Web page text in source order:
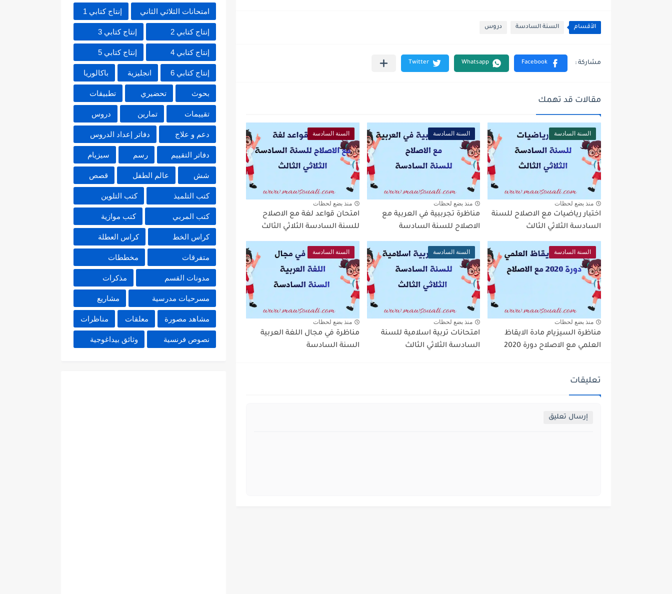
الأقسام السنة السادسة دروس
مقالات قد تهمك
السنة السادسة
منذ بضع لحظات
اختبار رياضيات مع الاصلاح للسنة
السادسة الثلاثي الثالث
السنة السادسة
منذ بضع لحظات
مناظرة تجرببية في العربية مع
الاصلاح للسنة السادسة
السنة السادسة
منذ بضع لحظات
امتحان قواعد لغة مع الاصلاح
للسنة السادسة الثلاثي الثالث
السنة السادسة
منذ بضع لحظات
مناظرة السيزيام مادة الايقاظ
العلمي مع الاصلاح دورة 2020
السنة السادسة
منذ بضع لحظات
امتحانات تربية اسلامية للسنة
السادسة الثلاثي الثالث
السنة السادسة
منذ بضع لحظات
مناظرة في مجال اللغة العربية
السنة السادسة
تعليقات
إرسال تعليق
امتحانات الثلاثي الثاني إنتاج كتابي 1
إنتاج كتابي 2 إنتاج كتابي 3
إنتاج كتابي 4 إنتاج كتابي 5
إنتاج كتابي 6 انجليزية باكالوريا
بحوث تحضيري تطبيقات
تقييمات تمارين دروس
دعم و علاج دفاتر إعداد الدروس
دفاتر التقييم رسم سيزيام
شش عالم الطفل قصص
كتب التلميذ كتب التلوين
كتب المربي كتب موازية
كراس الخط كراس العطلة
متفرقات مخططات
مدونات القسم مذكرات
مسرحيات مدرسية مشاريع
مشاهد مصورة معلقات مناظرات
نصوص فرنسية وثائق بيداغوجية